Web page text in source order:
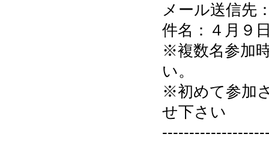
メール送信先
件名：４月９
※複数名参加
い。
※初めて参加
せ下さい